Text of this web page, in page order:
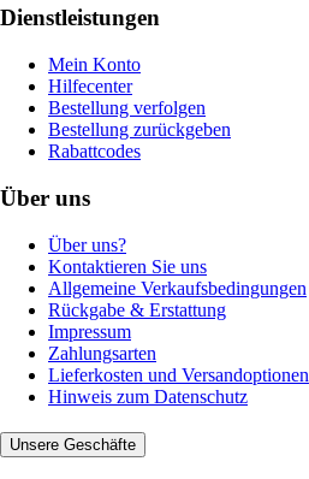
Dienstleistungen
Mein Konto
Hilfecenter
Bestellung verfolgen
Bestellung zurückgeben
Rabattcodes
Über uns
Über uns?
Kontaktieren Sie uns
Allgemeine Verkaufsbedingungen
Rückgabe & Erstattung
Impressum
Zahlungsarten
Lieferkosten und Versandoptionen
Hinweis zum Datenschutz
Unsere Geschäfte